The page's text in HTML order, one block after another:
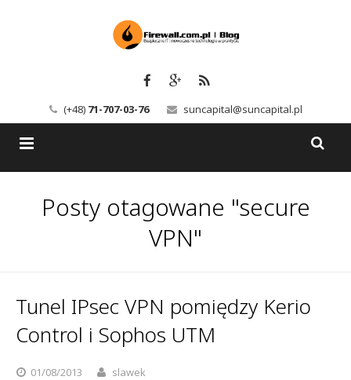
(+48) 71-707-03-76 suncapital@suncapital.pl
Backup-Solutions
Serwery pocztowe
Sophos
Usługi
Kontakt
Polityka prywatności
Posty otagowane "secure
VPN"
Tunel IPsec VPN pomiędzy Kerio
Control i Sophos UTM
01/08/2013
slawek